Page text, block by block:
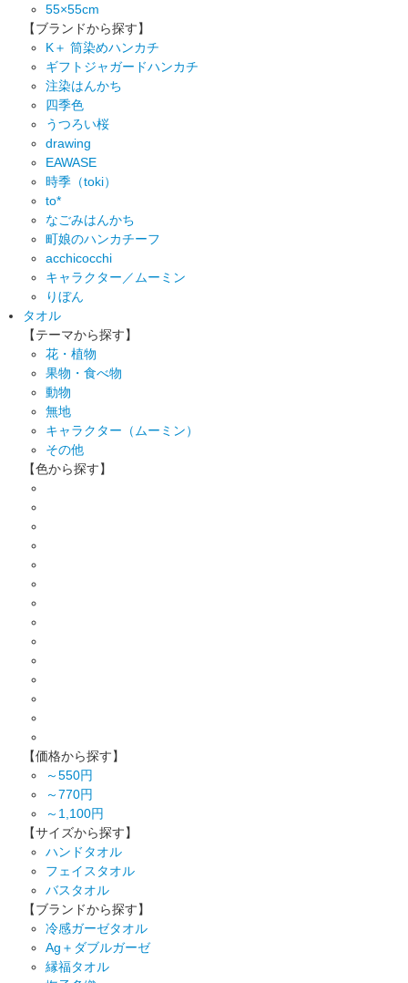
55×55cm
【ブランドから探す】
K＋ 筒染めハンカチ
ギフトジャガードハンカチ
注染はんかち
四季色
うつろい桜
drawing
EAWASE
時季（toki）
to*
なごみはんかち
町娘のハンカチーフ
acchicocchi
キャラクター／ムーミン
りぼん
タオル
【テーマから探す】
花・植物
果物・食べ物
動物
無地
キャラクター（ムーミン）
その他
【色から探す】
【価格から探す】
～550円
～770円
～1,100円
【サイズから探す】
ハンドタオル
フェイスタオル
バスタオル
【ブランドから探す】
冷感ガーゼタオル
Ag＋ダブルガーゼ
縁福タオル